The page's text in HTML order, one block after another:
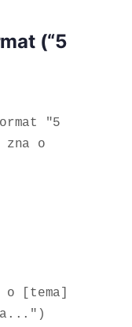
(“5
"5
o
[tema]